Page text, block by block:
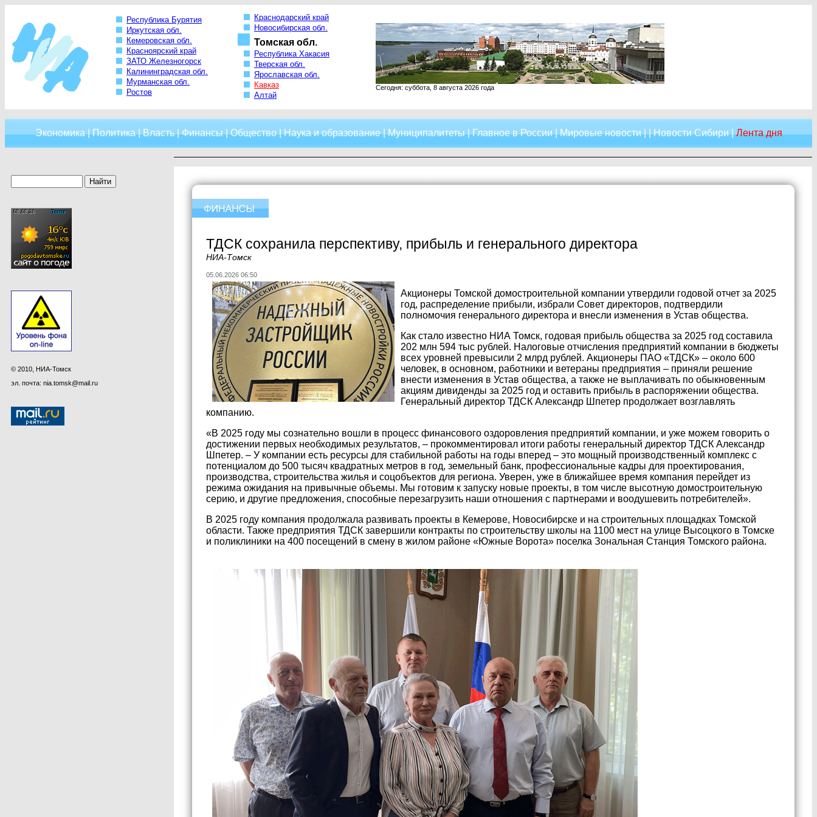
Республика Бурятия
Иркутская обл.
Кемеровская обл.
Красноярский край
ЗАТО Железногорск
Калининградская обл.
Мурманская обл.
Ростов
Краснодарский край
Новосибирская обл.
Томская обл.
Республика Хакасия
Тверская обл.
Ярославская обл.
Кавказ
Алтай
Сегодня: суббота, 8 августа 2026 года
Экономика|Политика|Власть|Финансы|Общество|Наука и образование|Муниципалитеты|Главное в России|Мировые новости| |Новости Сибири|Лента дня
© 2010, НИА-Томск
эл. почта: nia.tomsk@mail.ru
ТДСК сохранила перспективу, прибыль и генерального директора
НИА-Томск
05.06.2026 06:50
Акционеры Томской домостроительной компании утвердили годовой отчет за 2025
год, распределение прибыли, избрали Совет директоров, подтвердили
полномочия генерального директора и внесли изменения в Устав общества.
Как стало известно НИА Томск, годовая прибыль общества за 2025 год составила
202 млн 594 тыс рублей. Налоговые отчисления предприятий компании в бюджеты
всех уровней превысили 2 млрд рублей. Акционеры ПАО «ТДСК» – около 600
человек, в основном, работники и ветераны предприятия – приняли решение
внести изменения в Устав общества, а также не выплачивать по обыкновенным
акциям дивиденды за 2025 год и оставить прибыль в распоряжении общества.
Генеральный директор ТДСК Александр Шпетер продолжает возглавлять
компанию.
«В 2025 году мы сознательно вошли в процесс финансового оздоровления предприятий компании, и уже можем говорить о
достижении первых необходимых результатов, – прокомментировал итоги работы генеральный директор ТДСК Александр
Шпетер. – У компании есть ресурсы для стабильной работы на годы вперед – это мощный производственный комплекс с
потенциалом до 500 тысяч квадратных метров в год, земельный банк, профессиональные кадры для проектирования,
производства, строительства жилья и соцобъектов для региона. Уверен, уже в ближайшее время компания перейдет из
режима ожидания на привычные объемы. Мы готовим к запуску новые проекты, в том числе высотную домостроительную
серию, и другие предложения, способные перезагрузить наши отношения с партнерами и воодушевить потребителей».
В 2025 году компания продолжала развивать проекты в Кемерове, Новосибирске и на строительных площадках Томской
области. Также предприятия ТДСК завершили контракты по строительству школы на 1100 мест на улице Высоцкого в Томске
и поликлиники на 400 посещений в смену в жилом районе «Южные Ворота» поселка Зональная Станция Томского района.